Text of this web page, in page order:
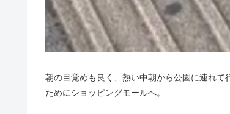
朝の目覚めも良く、熱い中朝から公園に連れ
ためにショッピングモールへ。